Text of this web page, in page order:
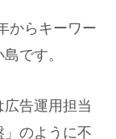
からキーワー
です。
告運用担当
のように不